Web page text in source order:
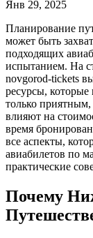
Янв 29, 2025
Планирование путешествия из Уфы в Нижний Новгород
может быть
подходящих
испытанием. На
novgorod-tickets
ресурсы, которые
только
влияют на
время
все аспекты,
авиабилетов по
практические
Почему